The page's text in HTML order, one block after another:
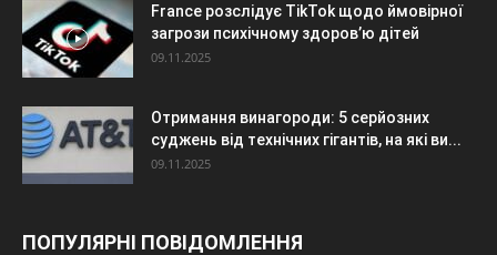
France розслідує TikTok щодо ймовірної
загрози психічному здоров’ю дітей
09.11.2025
Отримання винагороди: 5 серйозних
суджень від технічних гігантів, на які ви...
09.11.2025
ПОПУЛЯРНІ ПОВІДОМЛЕННЯ